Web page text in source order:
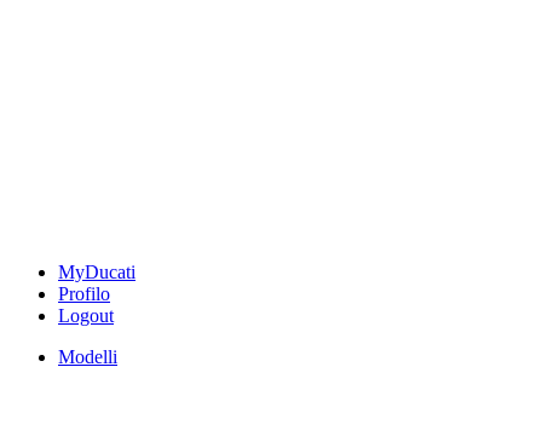
MyDucati
Profilo
Logout
Modelli